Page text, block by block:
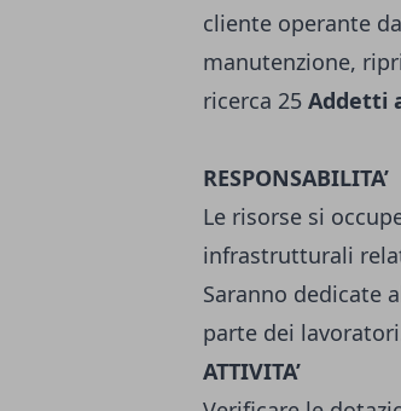
cliente operante
manutenzione,
ricerca 25 Addetti
RESPONSABILITA’
Le risorse si
infrastrutturali
Saranno dedicate
parte dei
ATTIVITA’